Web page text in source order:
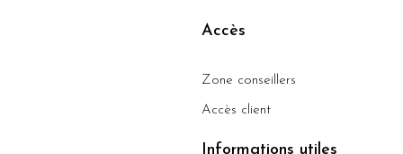
Accès
Zone conseillers
Accès client
Informations utiles